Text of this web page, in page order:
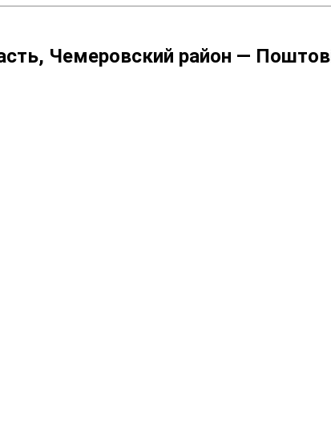
Чемеровский район —